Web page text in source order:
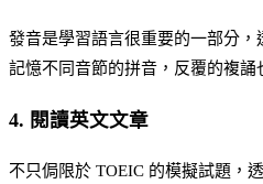
發音是學習語言很重要的一部分
記憶不同音節的拼音，反覆的複誦
4. 閱讀英文文章
不只侷限於 TOEIC 的模擬試題，